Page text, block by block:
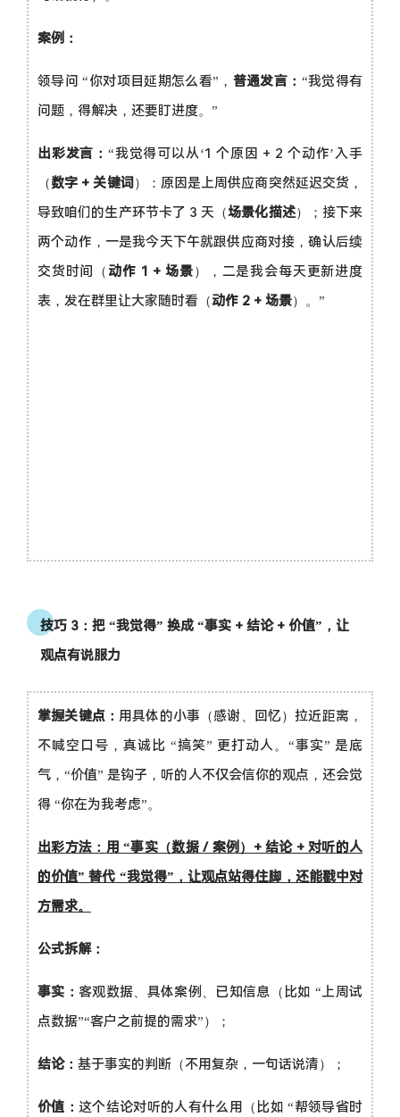
案例：
领导问 “你对项目延期怎么看”， 普通发言： “我觉得有
问题，得解决，还要盯进度。”
出彩发言： “我觉得可以从‘1 个原因 + 2 个动作’入手
（数字 + 关键词 ）：原因是上周供应商突然延迟交货，
导致咱们的生产环节卡了 3 天（场景化描述）；接下来
两个动作，一是我今天下午就跟供应商对接，确认后续
交货时间（ 动作 1 + 场景），二是我会每天更新进度
表，发在群里让大家随时看（动作 2 + 场景）。”
技巧 3：把 “我觉得” 换成 “事实 + 结论 + 价值”，让
观点有说服力
掌握关键点： 用具体的小事（感谢、回忆）拉近距离，
不喊空口号，真诚比 “搞笑” 更打动人。“事实” 是底
气，“价值” 是钩子，听的人不仅会信你的观点，还会觉
得 “你在为我考虑”。
出彩方法：用 “事实（数据 / 案例）+ 结论 + 对听的人
的价值” 替代 “我觉得”，让观点站得住脚，还能戳中对
方需求。
公式拆解：
事实： 客观数据、具体案例、已知信息（比如 “上周试
点数据”“客户之前提的需求”）；
结论： 基于事实的判断（不用复杂，一句话说清）；
价值： 这个结论对听的人有什么用（比如 “帮领导省时